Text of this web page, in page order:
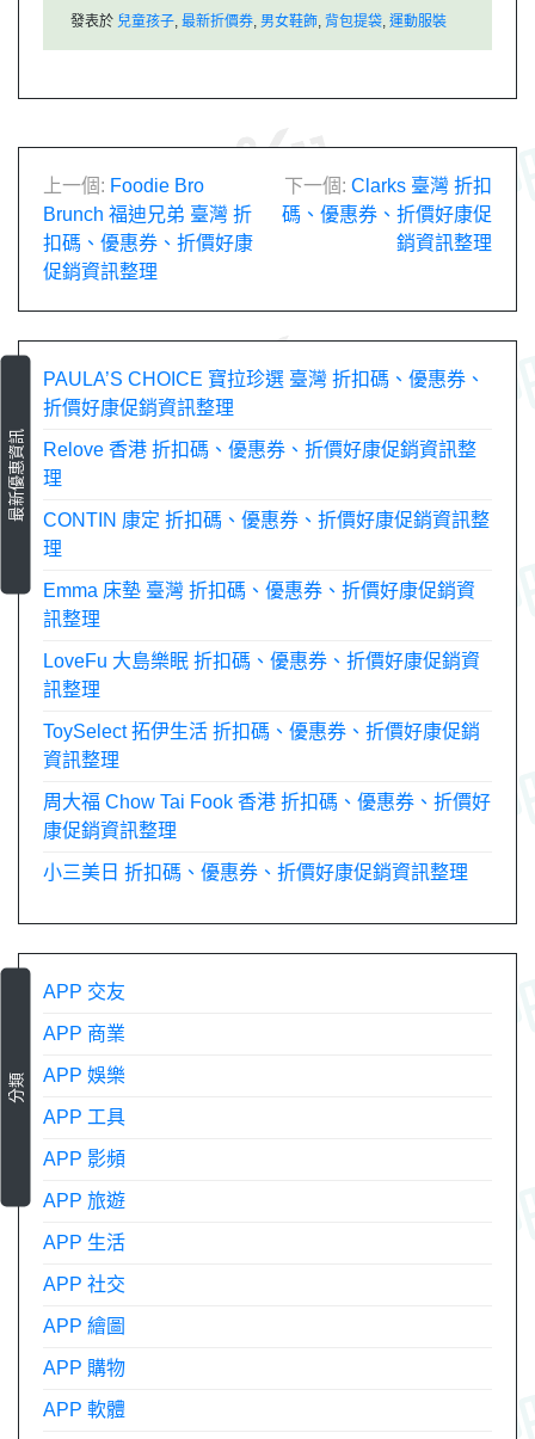
發表於 兒童孩子 最新折價券 男女鞋飾 背包提袋 運動服裝
文
章
導
覽
上一個: Foodie Bro
Brunch 福迪兄弟 臺灣 折
扣碼、優惠券、折價好康
促銷資訊整理
下一個: Clarks 臺灣 折扣
碼、優惠券、折價好康促
銷資訊整理
最新優惠資訊
PAULA’S CHOICE 寶拉珍選 臺灣 折扣碼、優惠券、
折價好康促銷資訊整理
Relove 香港 折扣碼、優惠券、折價好康促銷資訊整
理
CONTIN 康定 折扣碼、優惠券、折價好康促銷資訊整
理
Emma 床墊 臺灣 折扣碼、優惠券、折價好康促銷資
訊整理
LoveFu 大島樂眠 折扣碼、優惠券、折價好康促銷資
訊整理
ToySelect 拓伊生活 折扣碼、優惠券、折價好康促銷
資訊整理
周大福 Chow Tai Fook 香港 折扣碼、優惠券、折價好
康促銷資訊整理
小三美日 折扣碼、優惠券、折價好康促銷資訊整理
分類
APP 交友
APP 商業
APP 娛樂
APP 工具
APP 影頻
APP 旅遊
APP 生活
APP 社交
APP 繪圖
APP 購物
APP 軟體